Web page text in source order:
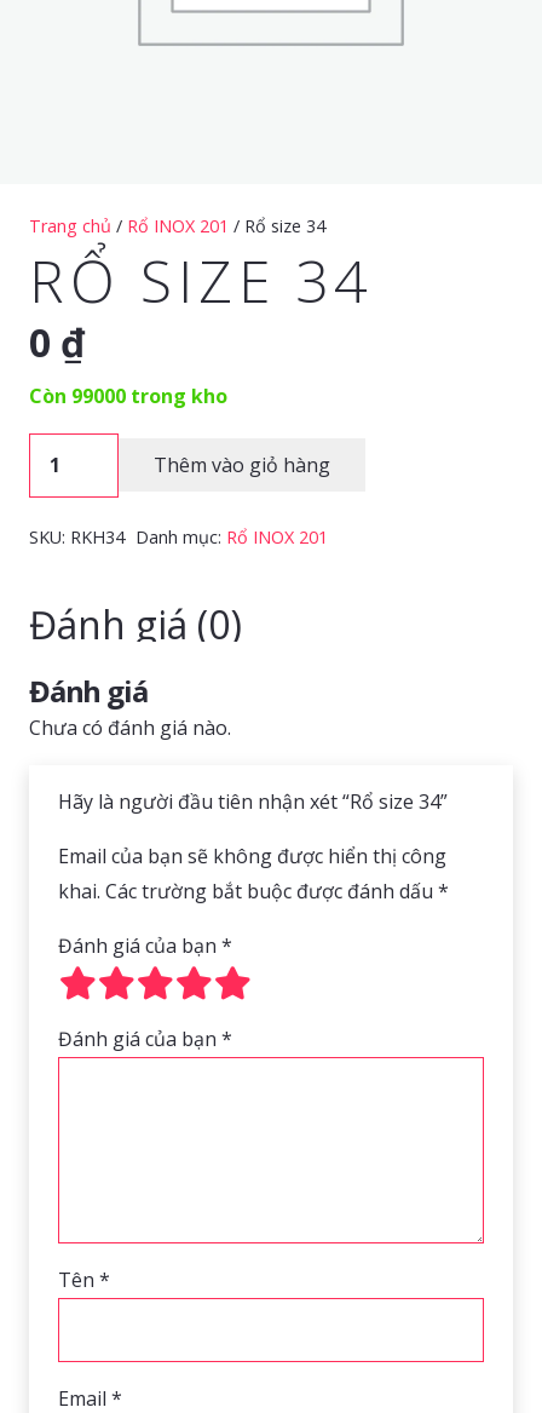
Trang chủ / Rổ INOX 201 / Rổ size 34
RỔ SIZE 34
0 ₫
Còn 99000 trong kho
Thêm vào giỏ hàng
SKU: RKH34 Danh mục: Rổ INOX 201
Đánh giá (0)
Đánh giá
Chưa có đánh giá nào.
Hãy là người đầu tiên nhận xét “Rổ size 34”
Email của bạn sẽ không được hiển thị công
khai. Các trường bắt buộc được đánh dấu *
Đánh giá của bạn *
Đánh giá của bạn *
Tên *
Email *